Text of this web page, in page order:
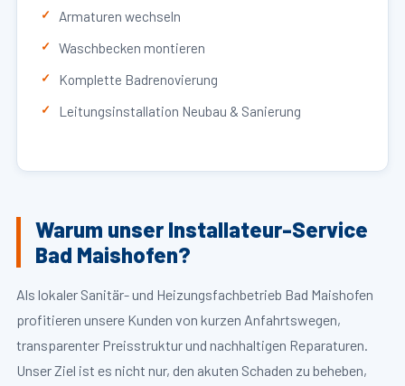
Armaturen wechseln
Waschbecken montieren
Komplette Badrenovierung
Leitungsinstallation Neubau & Sanierung
Warum unser Installateur-Service
Bad Maishofen?
Als lokaler Sanitär- und Heizungsfachbetrieb Bad Maishofen
profitieren unsere Kunden von kurzen Anfahrtswegen,
transparenter Preisstruktur und nachhaltigen Reparaturen.
Unser Ziel ist es nicht nur, den akuten Schaden zu beheben,